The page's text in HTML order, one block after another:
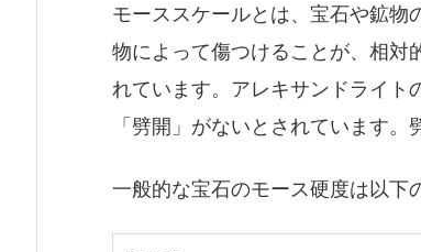
モーススケールとは、宝石や鉱物
物によって傷つけることが、相対
れています。アレキサンドライト
「劈開」がないとされています
一般的な宝石のモース硬度は以下